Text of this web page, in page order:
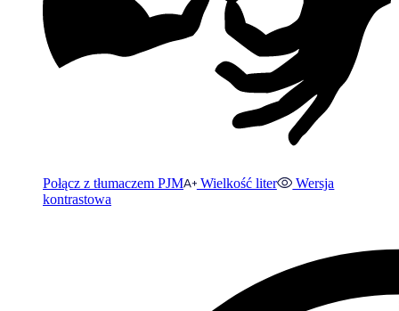
Połącz z tłumaczem PJM Wielkość liter
Wersja
kontrastowa